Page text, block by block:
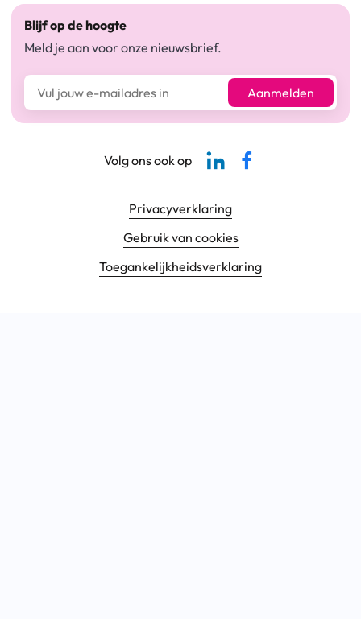
Blijf op de hoogte
Meld je aan voor onze nieuwsbrief.
E-mailadres* Aanmelden
Footer navigatie
Privacyverklaring
Gebruik van cookies
Toegankelijkheids­verklaring
Volg ons ook op
Linkedin-pagina SBCM
Facebook SBCM